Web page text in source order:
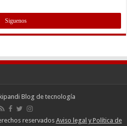
Siguenos
Blog de tecnología
reservados Aviso legal y Política de